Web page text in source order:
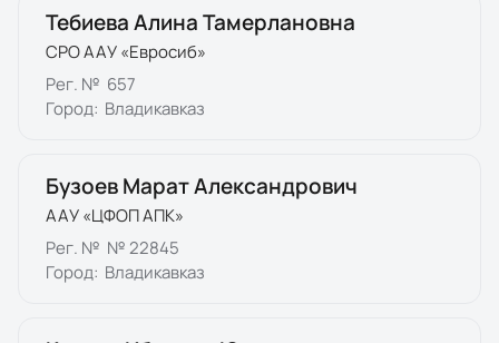
Тебиева Алина Тамерлановна
СРО ААУ «Евросиб»
Рег. № 657
Город: Владикавказ
Бузоев Марат Александрович
ААУ «ЦФОП АПК»
Рег. № № 22845
Город: Владикавказ